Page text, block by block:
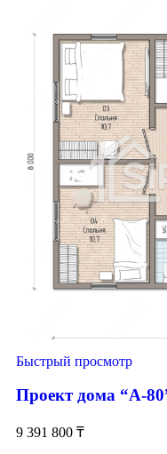
Быстрый просмотр
Проект дома “А-
9 391 800 ₸